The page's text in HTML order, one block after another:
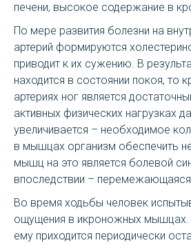
печени, высокое содержание в
По мере развития болезни на
артерий формируются
приводит к их сужению. В
находится в состоянии покоя, то
артериях ног является
активных физических нагрузках
увеличивается – необходимое
в мышцах организм обеспечить
мышц на это является болевой
впоследствии – перемежающаяся
Во время ходьбы человек
ощущения в икроножных мышцах.
ему приходится периодически